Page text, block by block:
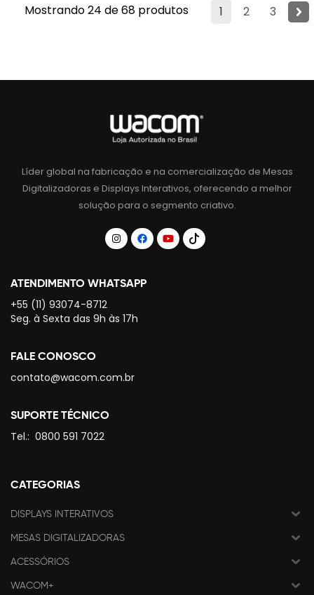
1 2 3
Mostrando 24 de 68 produtos
Líder global na fabricação e na comercialização de Mesas
Digitalizadoras e Displays Interativos, oferecendo a melhor
solução para o segmento criativo.
ATENDIMENTO WHATSAPP
+55 (11) 93074-8712
Seg. à Sexta das 9h às 17h
FALE CONOSCO
contato@wacom.com.br
SUPORTE TÉCNICO
Tel.: 0800 591 7022
CATEGORIAS
DISPLAYS INTERATIVOS
MESAS DIGITALIZADORAS
ACESSÓRIOS
WACOM+